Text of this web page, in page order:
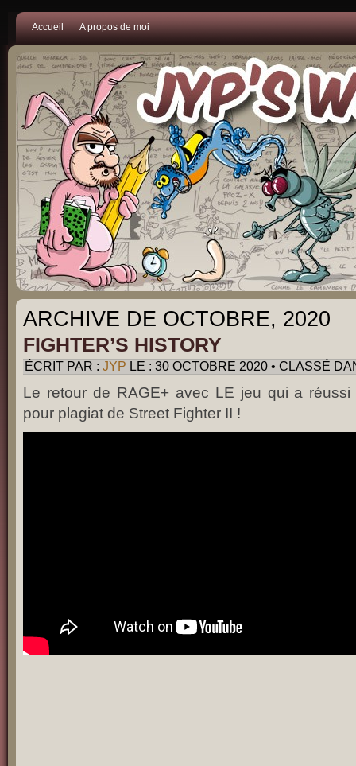
Accueil A propos de moi
ARCHIVE DE OCTOBRE, 2020
FIGHTER’S HISTORY
ÉCRIT PAR : JYP LE : 30 OCTOBRE 2020 • CLASSÉ
Le retour de RAGE+ avec LE jeu qui a
pour plagiat de Street Fighter II !